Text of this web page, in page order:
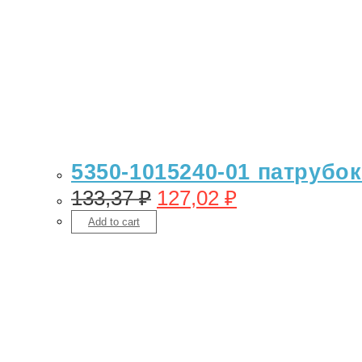
5350-1015240-01
133,37₽ 127,02 ₽
Add to cart